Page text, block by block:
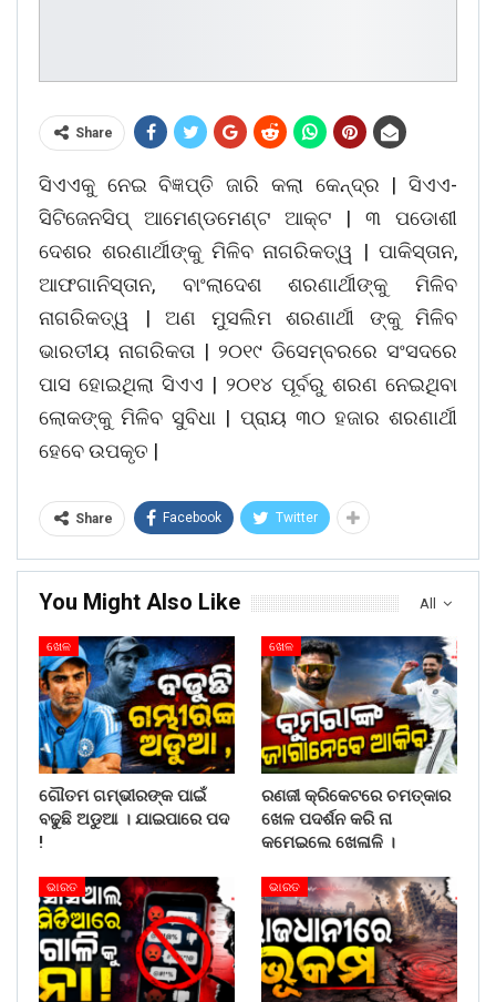
Share
ସିଏଏକୁ ନେଇ ବିଜ୍ଞପ୍ତି ଜାରି କଲା କେନ୍ଦ୍ର | ସିଏଏ-
ସିଟିଜେନସିପ୍ ଆମେଣ୍ଡମେଣ୍ଟ ଆକ୍ଟ | ୩ ପଡୋଶୀ
ଦେଶର ଶରଣାର୍ଥୀଙ୍କୁ ମିଳିବ ନାଗରିକତ୍ୱ | ପାକିସ୍ତାନ,
ଆଫଗାନିସ୍ତାନ, ବାଂଲାଦେଶ ଶରଣାର୍ଥୀଙ୍କୁ ମିଳିବ
ନାଗରିକତ୍ୱ | ଅଣ ମୁସଲିମ ଶରଣାର୍ଥୀ ଙ୍କୁ ମିଳିବ
ଭାରତୀୟ ନାଗରିକତା | ୨୦୧୯ ଡିସେମ୍ବରରେ ସଂସଦରେ
ପାସ ହୋଇଥିଲା ସିଏଏ | ୨୦୧୪ ପୂର୍ବରୁ ଶରଣ ନେଇଥିବା
ଲୋକଙ୍କୁ ମିଳିବ ସୁବିଧା | ପ୍ରାୟ ୩୦ ହଜାର ଶରଣାର୍ଥୀ
ହେବେ ଉପକୃତ |
Share Facebook Twitter
All
You Might Also Like
ଖେଳ
ଗୌତମ ଗମ୍ଭୀରଙ୍କ ପାଇଁ
ବଢୁଛି ଅଡୁଆ । ଯାଇପାରେ ପଦ
!
ଖେଳ
ରଣଜୀ କ୍ରିକେଟରେ ଚମତ୍କାର
ଖେଳ ପଦର୍ଶନ କରି ନା
କମେଇଲେ ଖେଳାଳି ।
ଭାରତ ଭାରତ